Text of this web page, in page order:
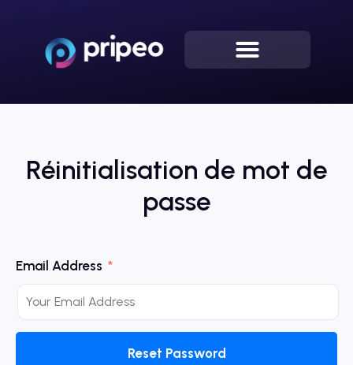
Réinitialisation de mot de
passe
Email Address
Reset Password